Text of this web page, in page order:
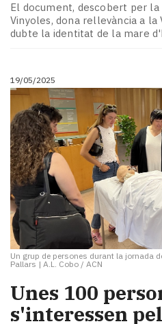
El document, descobert per
Vinyoles, dona rellevància a la
dubte la identitat de la mare
19/05/2025
Un grup de persones durant la jornada
Pallars | A.L. Cobo / ACN
Unes 100
s'interessen